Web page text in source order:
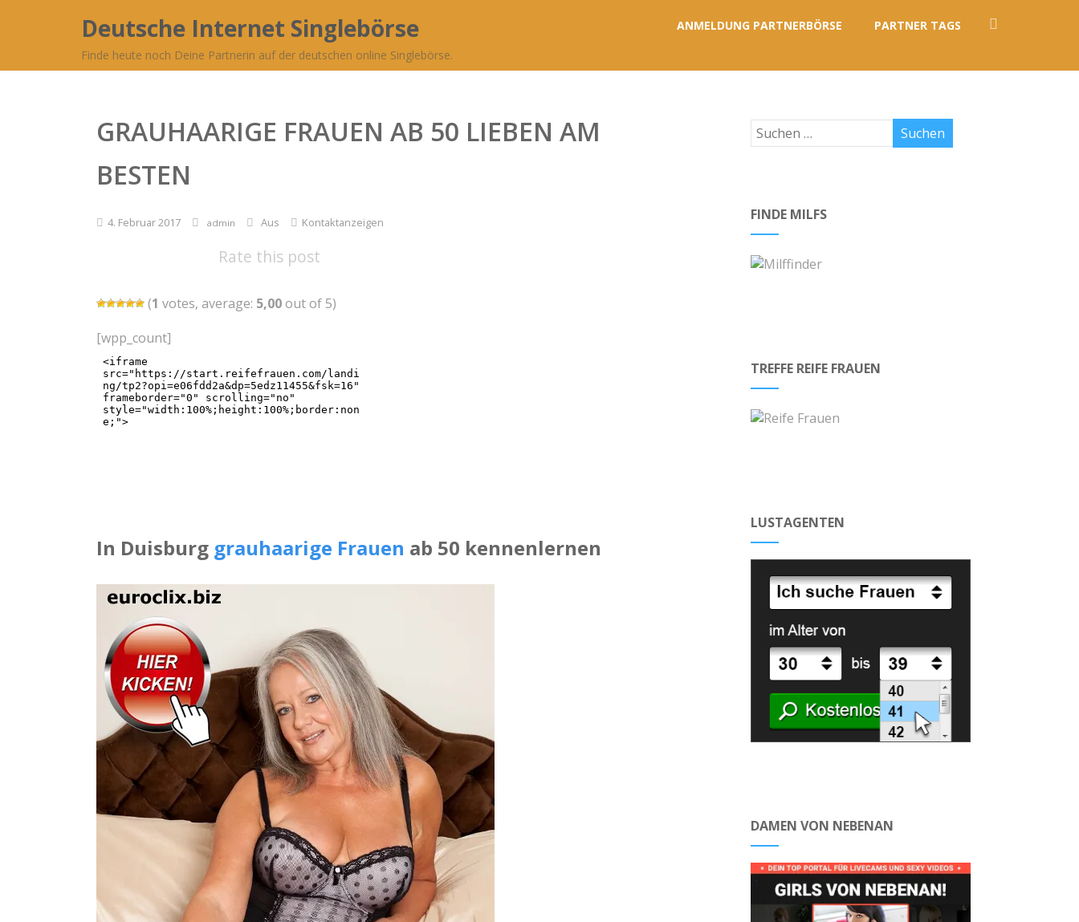
Deutsche Internet Singlebörse
Finde heute noch Deine Partnerin auf der deutschen online Singlebörse.
ANMELDUNG PARTNERBÖRSE PARTNER TAGS
GRAUHAARIGE FRAUEN AB 50 LIEBEN AM
BESTEN
4. Februar 2017 admin Aus Kontaktanzeigen
Rate this post
(1 votes, average: 5,00out of 5)
[wpp_count]
In Duisburg grauhaarige Frauen ab 50 kennenlernen
FINDE MILFS
TREFFE REIFE FRAUEN
LUSTAGENTEN
DAMEN VON NEBENAN